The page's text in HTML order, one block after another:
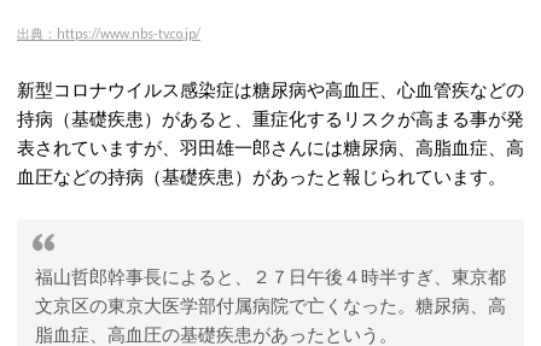
出典：https://www.nbs-tv.co.jp/
新型コロナウイルス感染症は糖尿病や高血圧、心血管疾などの
持病（基礎疾患）があると、重症化するリスクが高まる事が発
表されていますが、羽田雄一郎さんには糖尿病、高脂血症、高
血圧などの持病（基礎疾患）があったと報じられています。
福山哲郎幹事長によると、２７日午後４時半すぎ、東京都
文京区の東京大医学部付属病院で亡くなった。糖尿病、高
脂血症、高血圧の基礎疾患があったという。